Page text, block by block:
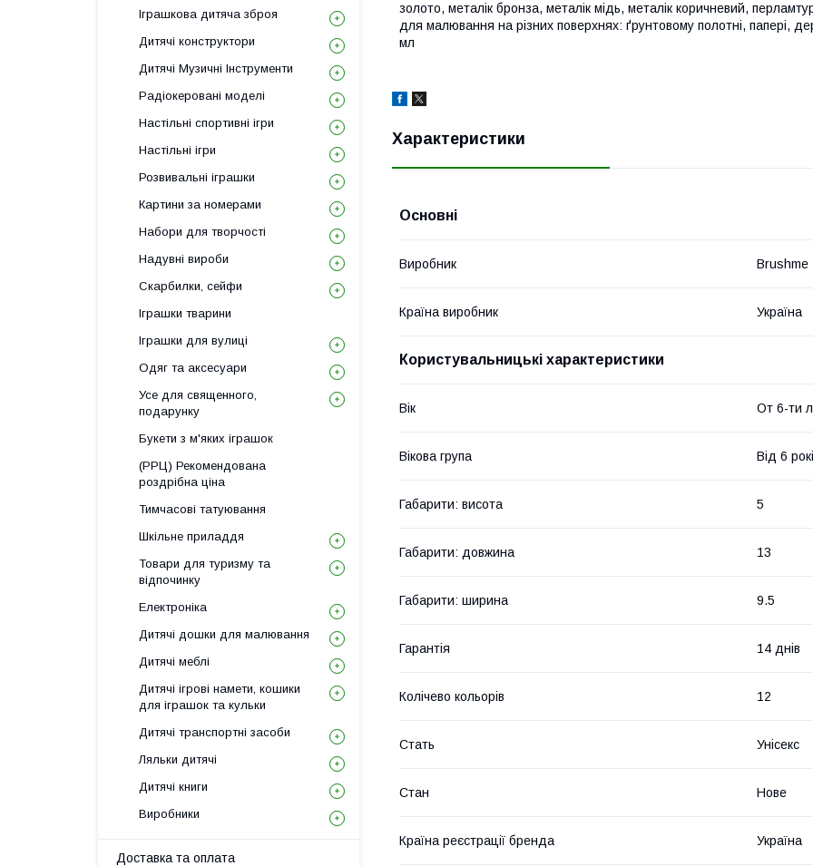
золото, металік бронза, металік мідь, металік коричневий,
для малювання на різних поверхнях: ґрунтовому полотні, папері,
мл
Характеристики
Основні
Виробник Brushme
Країна виробник Україна
Користувальницькі характеристики
Вік От 6-ти
Вікова група Від 6
Габарити: висота 5
Габарити: довжина 13
Габарити: ширина 9.5
Гарантія 14 днів
Колічево кольорів 12
Стать Унісекс
Стан Нове
Країна реєстрації бренда Україна
Іграшкова дитяча зброя
Дитячі конструктори
Дитячі Музичні Інструменти
Радіокеровані моделі
Настільні спортивні ігри
Настільні ігри
Розвивальні іграшки
Картини за номерами
Набори для творчості
Надувні вироби
Скарбилки, сейфи
Іграшки тварини
Іграшки для вулиці
Одяг та аксесуари
Усе для священного,
подарунку
Букети з м'яких іграшок
(РРЦ) Рекомендована
роздрібна ціна
Тимчасові татуювання
Шкільне приладдя
Товари для туризму та
відпочинку
Електроніка
Дитячі дошки для малювання
Дитячі меблі
Дитячі ігрові намети, кошики
для іграшок та кульки
Дитячі транспортні засоби
Ляльки дитячі
Дитячі книги
Виробники
Доставка та оплата